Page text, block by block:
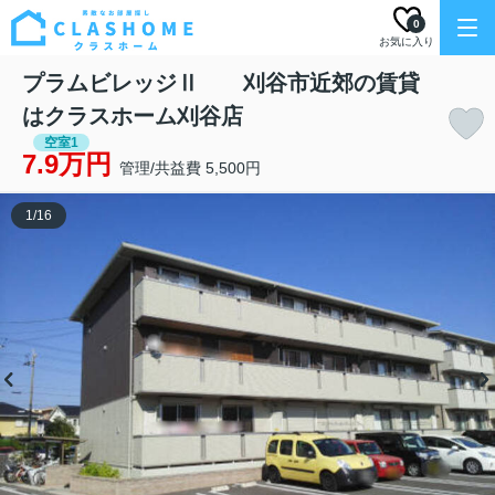
お気に入り
0
プラムビレッジⅡ 刈谷市近郊の賃貸
はクラスホーム刈谷店
空室1
7.9万円 管理/共益費 5,500円
1/16